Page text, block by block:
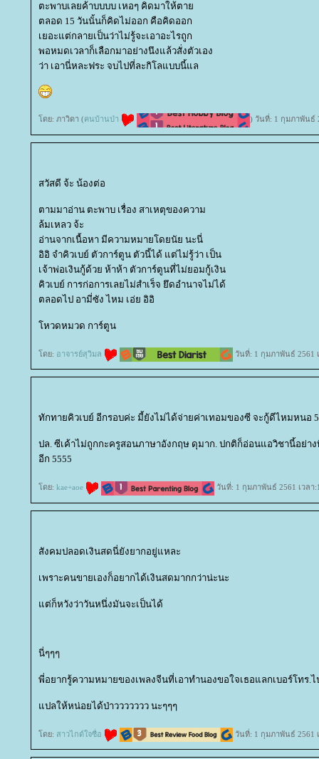
ตะพาบเลยค้าบบบบ เหอๆ คิดมาให้ตา
ตลอด 15 วันนั้นก็คิดไม่ออก คือคิดออก
เยอะแต่กลายเป็นว่าไม่รู้จะเอาอะไรถูก
พอหมดเวลาก็เลือกมาอย่างนึงแล้วสั่งตัวเอง
ว่า เอานี่หละฟระ จบไปที่ละกิโลแบบนี้แล
ดย: ภาวิดา (คนบ้านป่า ) วันที่: 1 กุมภาพันธ์
สวัสดี จ้ะ น้องต่อ
ตามมาอ่าน ตะพาบ เรื่อง สาเหตุของความ
ล้มเหลว จ้ะ
อ่านจากเนื้อหา มีความหมายโดยนัย นะนี่
อิอิ จำคิวเบย์ ตัวการ์ตูน ตัวนี้ได้ แต่ไม่รู้ว่า เป็น
เจ้าพ่อเงินกู้ด้วย ห้าห้า ตัวการ์ตูนที่ไม่ยอมกู้เงิน
คิวเบย์ การก่อการเลยไม่สำเร็จ ยึดอำนาจไม่ได้
ตลอดไป อามี่ซัง ไหม เอ่ย อิอิ
หวดหมวด การ์ตูน
ดย: อาจารย์สุวิมล วันที่: 1 กุมภาพันธ์ 2561
ทักทายคิวเบย์ อีกรอบค่ะ มี้ยังไม่ได้จ่ายค่าเทอมของซี จะกู้ดีไหมหนอ
ปล. ซีเค้าไม่ถูกกะครูสอนภาษาอังกฤษ ดุมาก. ปกติก็อ่อนแอวิชานี้อย่า
อีก 5555
ดย: kae+aoe วันที่: 1 กุมภาพันธ์ 2561 เวลา
สังคมปลอดเงินสดนี่ยังยากอยู่แหละ
เพราะคนขายเองก็อยากได้เงินสดมากกว่าน่ะนะ
ต่ก็หวังว่าวันหนึ่งมันจะเป็นได้
นี่ๆๆๆ
พี่อยากรู้ความหมายของเพลงจีนที่เอาทำนองขอใจเธอแลกเบอร์โทร.ไ
ปลให้หน่อยได้ป่าววววววว นะๆๆๆ
ดย: สาวไกด์ใจซื่อ วันที่: 1 กุมภาพันธ์ 2561